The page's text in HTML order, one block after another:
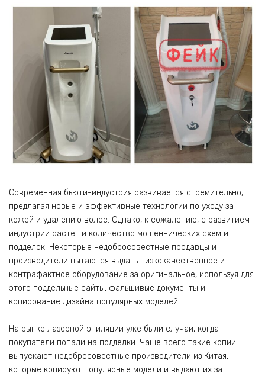
Современная бьюти-индустрия развивается стремительно,
предлагая новые и эффективные технологии по уходу за
кожей и удалению волос. Однако, к сожалению, с развитием
индустрии растет и количество мошеннических схем и
подделок. Некоторые недобросовестные продавцы и
производители пытаются выдать низкокачественное и
контрафактное оборудование за оригинальное, используя для
этого поддельные сайты, фальшивые документы и
копирование дизайна популярных моделей.
На рынке лазерной эпиляции уже были случаи, когда
покупатели попали на подделки. Чаще всего такие копии
выпускают недобросовестные производители из Китая,
которые копируют популярные модели и выдают их за